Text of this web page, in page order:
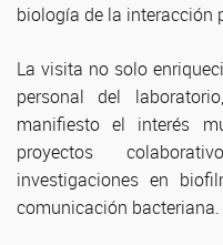
biología de la interacción
La visita no solo
personal del
manifiesto el interés
proyectos
investigaciones en
comunicación bacteriana.